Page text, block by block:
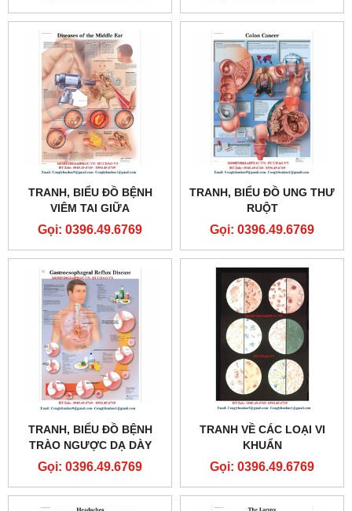
TRANH, BIỂU ĐỒ BỆNH
VIÊM TAI GIỮA
Gọi: 0396.49.6769
TRANH, BIỂU ĐỒ UNG THƯ
RUỘT
Gọi: 0396.49.6769
TRANH, BIỂU ĐỒ BỆNH
TRÀO NGƯỢC DẠ DÀY
THỰC QUẢN
Gọi: 0396.49.6769
TRANH VỀ CÁC LOẠI VI
KHUẨN
Gọi: 0396.49.6769